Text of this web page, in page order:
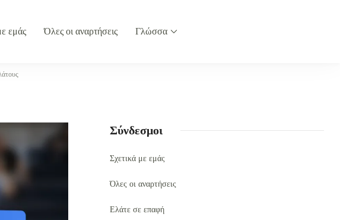
εμάς Όλες οι αναρτήσεις Γλώσσα
Σύνδεσμοι
Σχετικά με εμάς
Όλες οι αναρτήσεις
Ελάτε σε επαφή